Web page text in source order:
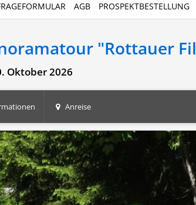
AGB PROSPEKTBESTELLUNG
"Rottauer
Oktober 2026
Anreise